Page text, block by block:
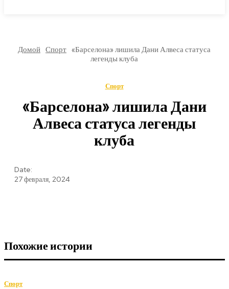
Домой Спорт «Барселона» лишила Дани Алвеса статуса
легенды клуба
Спорт
«Барселона» лишила Дани
Алвеса статуса легенды
клуба
Date:
27 февраля, 2024
Похожие истории
Спорт